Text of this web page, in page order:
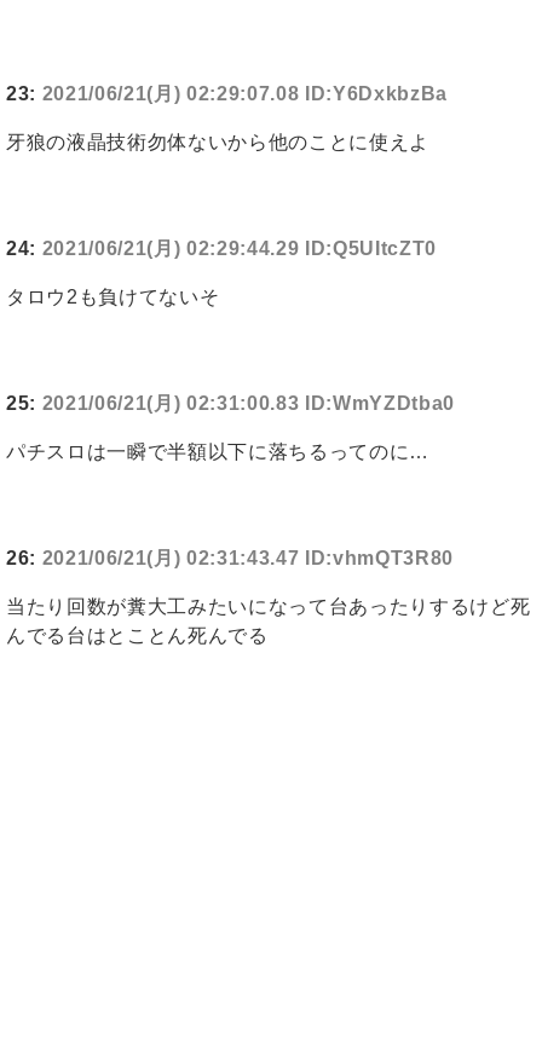
23: 2021/06/21(月) 02:29:07.08 ID:Y6DxkbzBa
牙狼の液晶技術勿体ないから他のことに使えよ
24: 2021/06/21(月) 02:29:44.29 ID:Q5UItcZT0
タロウ2も負けてないそ
25: 2021/06/21(月) 02:31:00.83 ID:WmYZDtba0
パチスロは一瞬で半額以下に落ちるってのに…
26: 2021/06/21(月) 02:31:43.47 ID:vhmQT3R80
当たり回数が糞大工みたいになって台あったりするけど死
んでる台はとことん死んでる